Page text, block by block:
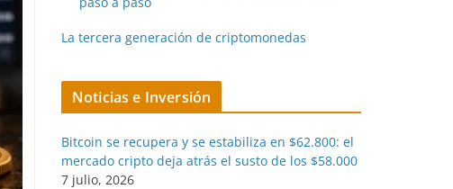
La tercera generación de criptomonedas
Noticias e Inversión
Bitcoin se recupera y se estabiliza en $62.800: el
mercado cripto deja atrás el susto de los $58.000
7 julio, 2026